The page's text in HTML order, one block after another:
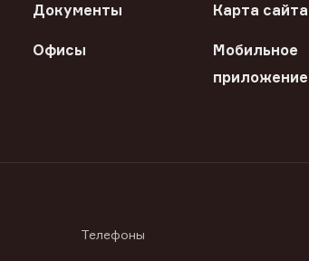
Документы Карта сайта
Офисы
Мобильное
приложение
Телефоны